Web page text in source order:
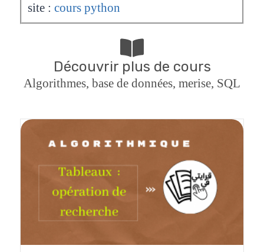
site : cours python
Découvrir plus de cours
Algorithmes, base de données, merise, SQL